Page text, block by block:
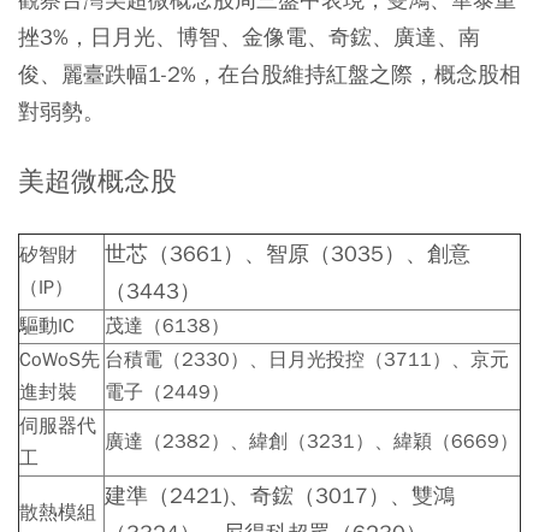
挫3%，日月光、博智、金像電、奇鋐、廣達、南
俊、麗臺跌幅1-2%，在台股維持紅盤之際，概念股相
對弱勢。
美超微概念股
矽智財
（IP）
世芯（3661）、智原（3035）、創意
（3443）
驅動IC
茂達（6138）
CoWoS先
進封裝
台積電（2330）、日月光投控（3711）、京元
電子（2449）
伺服器代
工
廣達（2382）、緯創（3231）、緯穎（6669）
散熱模組
建準（2421)、奇鋐（3017）、雙鴻